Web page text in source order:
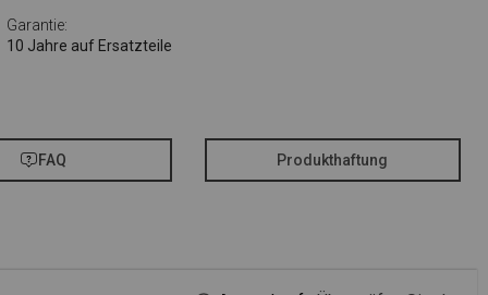
Garantie:
10 Jahre auf Ersatzteile
FAQ Produkthaftung